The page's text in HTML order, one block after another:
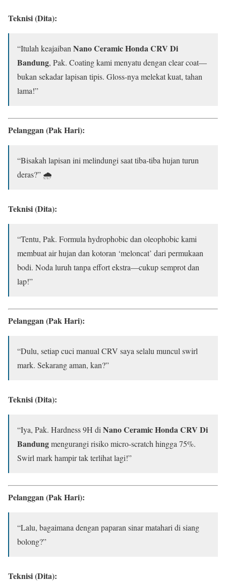
Teknisi (Dita):
“Itulah keajaiban Nano Ceramic Honda CRV Di
Bandung, Pak. Coating kami menyatu dengan clear coat—
bukan sekadar lapisan tipis. Gloss-nya melekat kuat, tahan
lama!”
Pelanggan (Pak Hari):
“Bisakah lapisan ini melindungi saat tiba-tiba hujan turun
deras?” 🌧️
Teknisi (Dita):
“Tentu, Pak. Formula hydrophobic dan oleophobic kami
membuat air hujan dan kotoran ‘meloncat’ dari permukaan
bodi. Noda luruh tanpa effort ekstra—cukup semprot dan
lap!”
Pelanggan (Pak Hari):
“Dulu, setiap cuci manual CRV saya selalu muncul swirl
mark. Sekarang aman, kan?”
Teknisi (Dita):
“Iya, Pak. Hardness 9H di Nano Ceramic Honda CRV Di
Bandungmengurangi risiko micro-scratch hingga 75%.
Swirl mark hampir tak terlihat lagi!”
Pelanggan (Pak Hari):
“Lalu, bagaimana dengan paparan sinar matahari di siang
bolong?”
Teknisi (Dita):